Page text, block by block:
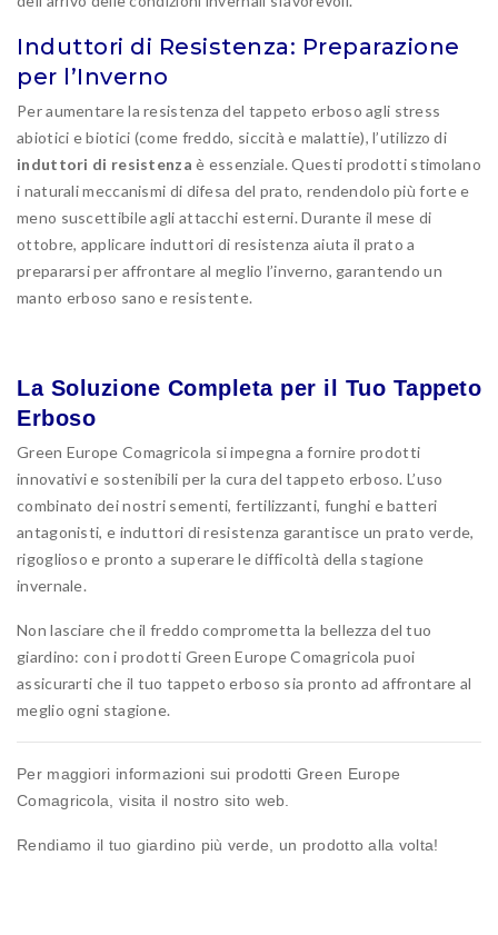
Induttori di Resistenza: Preparazione
per l’Inverno
Per aumentare la resistenza del tappeto erboso agli stress
abiotici e biotici (come freddo, siccità e malattie), l’utilizzo di
induttori di resistenza è essenziale. Questi prodotti stimolano
i naturali meccanismi di difesa del prato, rendendolo più forte e
meno suscettibile agli attacchi esterni. Durante il mese di
ottobre, applicare induttori di resistenza aiuta il prato a
prepararsi per affrontare al meglio l’inverno, garantendo un
manto erboso sano e resistente.
La Soluzione Completa per il Tuo Tappeto
Erboso
Green Europe Comagricola si impegna a fornire prodotti
innovativi e sostenibili per la cura del tappeto erboso. L’uso
combinato dei nostri sementi, fertilizzanti, funghi e batteri
antagonisti, e induttori di resistenza garantisce un prato verde,
rigoglioso e pronto a superare le difficoltà della stagione
invernale.
Non lasciare che il freddo comprometta la bellezza del tuo
giardino: con i prodotti Green Europe Comagricola puoi
assicurarti che il tuo tappeto erboso sia pronto ad affrontare al
meglio ogni stagione.
Per maggiori informazioni sui prodotti Green Europe
Comagricola, visita il nostro sito web.
Rendiamo il tuo giardino più verde, un prodotto alla volta!